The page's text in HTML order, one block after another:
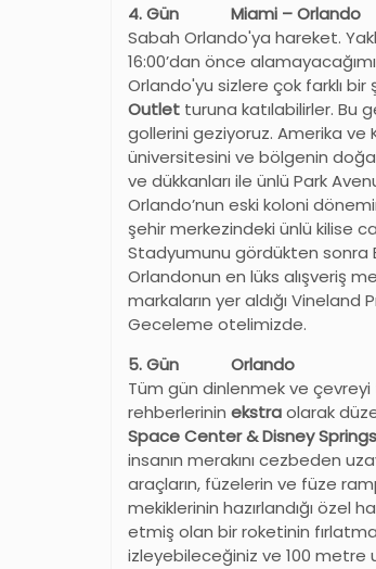
4. Gün Miami – Orlando
Sabah Orlando'ya hareket.
16:00’dan önce
Orlando'yu sizlere çok farklı
Outlet turuna katılabilirler. Bu
gollerini geziyoruz. Amerika ve
üniversitesini ve bölgenin
ve dükkanları ile ünlü Park
Orlando’nun eski koloni
şehir merkezindeki ünlü kilise
Stadyumunu gördükten sonra
Orlandonun en lüks alışveriş
markaların yer aldığı
Geceleme otelimizde.
5. Gün Orlando
Tüm gün dinlenmek ve
rehberlerinin ekstraolarak
Space Center & Disney Springs
insanın merakını cezbeden
araçların, füzelerin ve füze
mekiklerinin hazırlandığı özel
etmiş olan bir roketinin
izleyebileceğiniz ve 100 metre